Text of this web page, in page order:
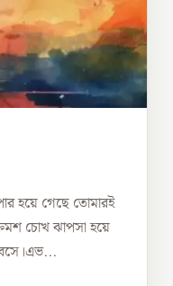
হয়ে গেছে তোমারই
চোখ ঝাপসা হয়ে